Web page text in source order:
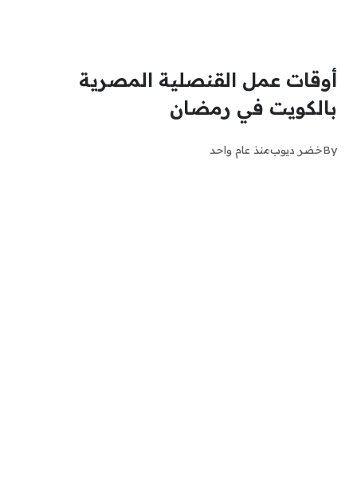
أوقات عمل القنصلية المصرية
بالكويت في رمضان
Byخضر ديوبمنذ عام واحد